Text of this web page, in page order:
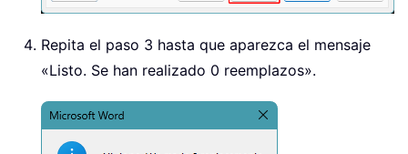
Repita el paso 3 hasta que aparezca el mensaje
«Listo. Se han realizado 0 reemplazos».